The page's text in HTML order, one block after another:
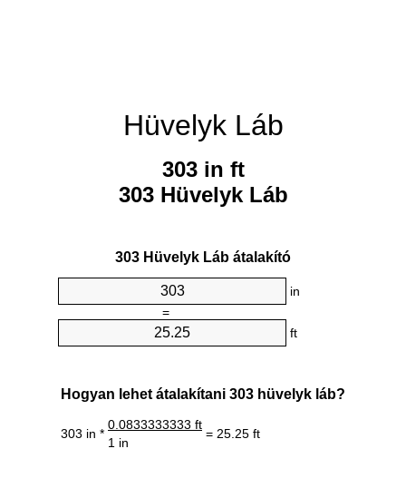
Hüvelyk Láb
303 in ft
303 Hüvelyk Láb
303 Hüvelyk Láb átalakító
in
=
ft
Hogyan lehet átalakítani 303 hüvelyk láb?
303 in *
0.0833333333 ft
= 25.25 ft
1 in